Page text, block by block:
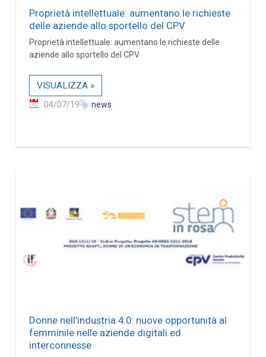
Proprietà intellettuale: aumentano le richieste
delle aziende allo sportello del CPV
Proprietà intellettuale: aumentano le richieste delle
aziende allo sportello del CPV
VISUALIZZA »
04/07/19 news
Donne nell'industria 4.0: nuove opportunità al
femminile nelle aziende digitali ed
interconnesse